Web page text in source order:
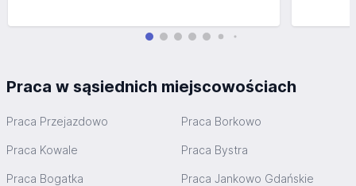
Praca w sąsiednich miejscowościach
Praca Przejazdowo Praca Borkowo
Praca Kowale Praca Bystra
Praca Bogatka Praca Jankowo Gdańskie